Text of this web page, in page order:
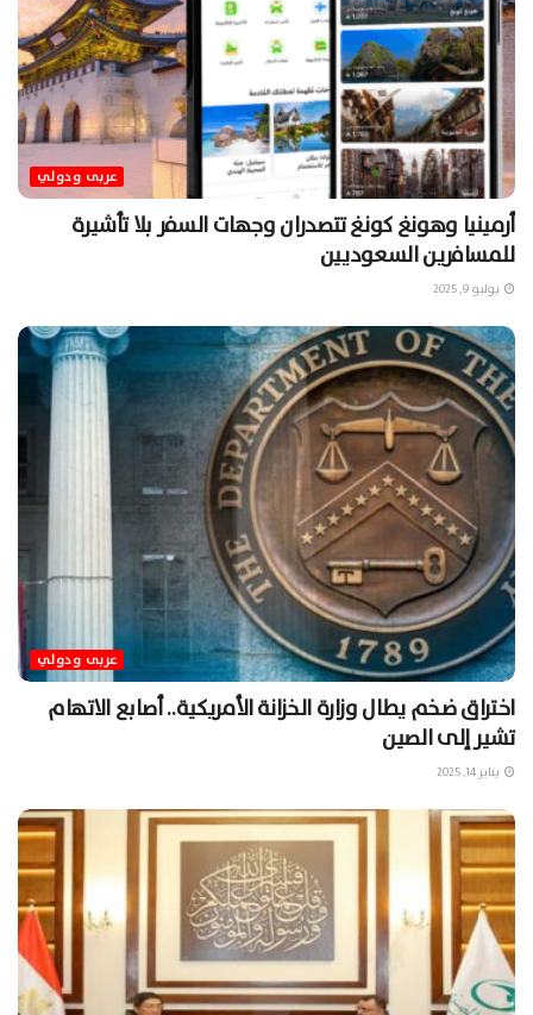
عربى ودولي
أرمينيا وهونغ كونغ تتصدران وجهات السفر بلا تأشيرة
للمسافرين السعوديين
يوليو 9, 2025
عربى ودولي
اختراق ضخم يطال وزارة الخزانة الأمريكية.. أصابع الاتهام
تشير إلى الصين
يناير 14, 2025